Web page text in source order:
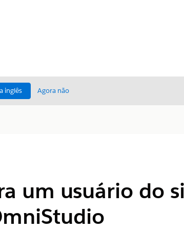
inglês Agora não
um usuário do